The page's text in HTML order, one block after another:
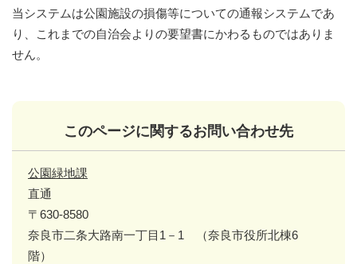
当システムは公園施設の損傷等についての通報システムであ
り、これまでの自治会よりの要望書にかわるものではありま
せん。
このページに関するお問い合わせ先
公園緑地課
直通
〒630-8580
奈良市二条大路南一丁目1－1 （奈良市役所北棟6
階）